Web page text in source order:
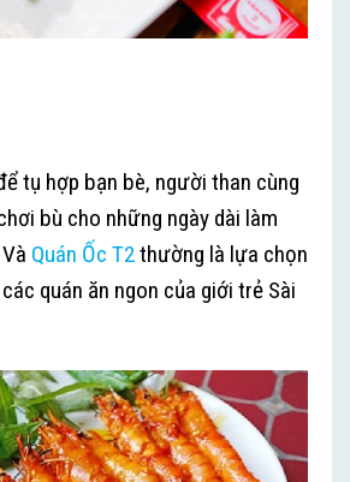
tụ hợp bạn bè, người than cùng
bù cho những ngày dài làm
Quán Ốc T2thường là lựa chọn
quán ăn ngon của giới trẻ Sài